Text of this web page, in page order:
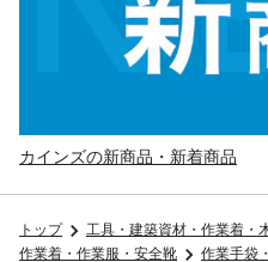
カインズの新商品・新着商品
トップ
工具・建築資材・作業着・
作業着・作業服・安全靴
作業手袋